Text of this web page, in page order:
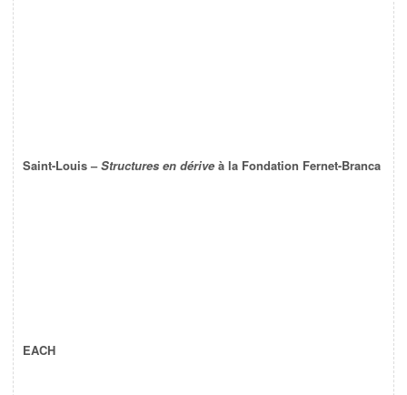
Saint-Louis –Structures en dérive à la Fondation Fernet-Branca
EACH